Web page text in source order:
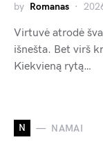
by Romanas
Virtuvė atrodė
išnešta. Bet virš
Kiekvieną rytą…
N NAMAI